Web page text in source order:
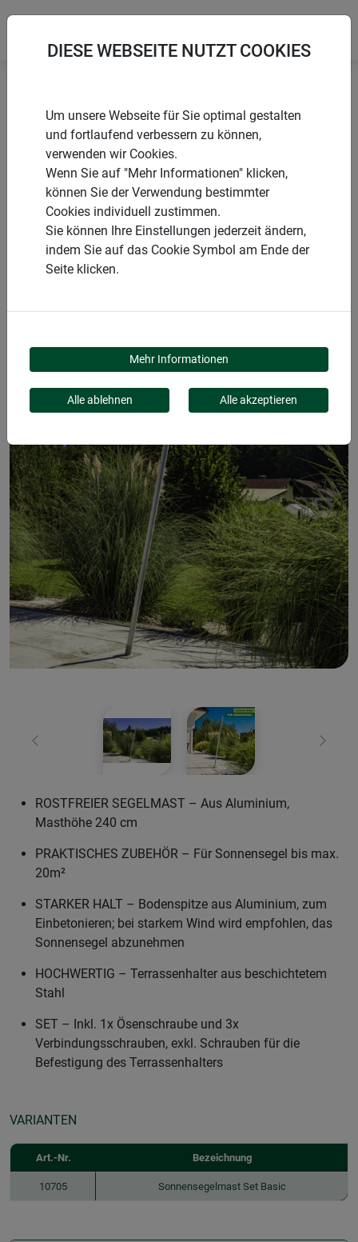
Startseite
Zubehör Sonnensegel
Sonnensegelmast Set Basic
PRODUKTE
SONNENSEGELMAST
SET BASIC
Zurück Weiter
ROSTFREIER SEGELMAST – Aus Aluminium,
Masthöhe 240 cm
PRAKTISCHES ZUBEHÖR – Für Sonnensegel bis max.
20m²
STARKER HALT – Bodenspitze aus Aluminium, zum
Einbetonieren; bei starkem Wind wird empfohlen, das
Sonnensegel abzunehmen
HOCHWERTIG – Terrassenhalter aus beschichtetem
Stahl
SET – Inkl. 1x Ösenschraube und 3x
Verbindungsschrauben, exkl. Schrauben für die
Befestigung des Terrassenhalters
VARIANTEN
Art.-Nr. Bezeichnung
10705 Sonnensegelmast Set Basic
DIESE WEBSEITE NUTZT COOKIES
Um unsere Webseite für Sie optimal gestalten
und fortlaufend verbessern zu können,
verwenden wir Cookies.
Wenn Sie auf "Mehr Informationen" klicken,
können Sie der Verwendung bestimmter
Cookies individuell zustimmen.
Sie können Ihre Einstellungen jederzeit ändern,
indem Sie auf das Cookie Symbol am Ende der
Seite klicken.
Mehr Informationen
Alle ablehnen Alle akzeptieren